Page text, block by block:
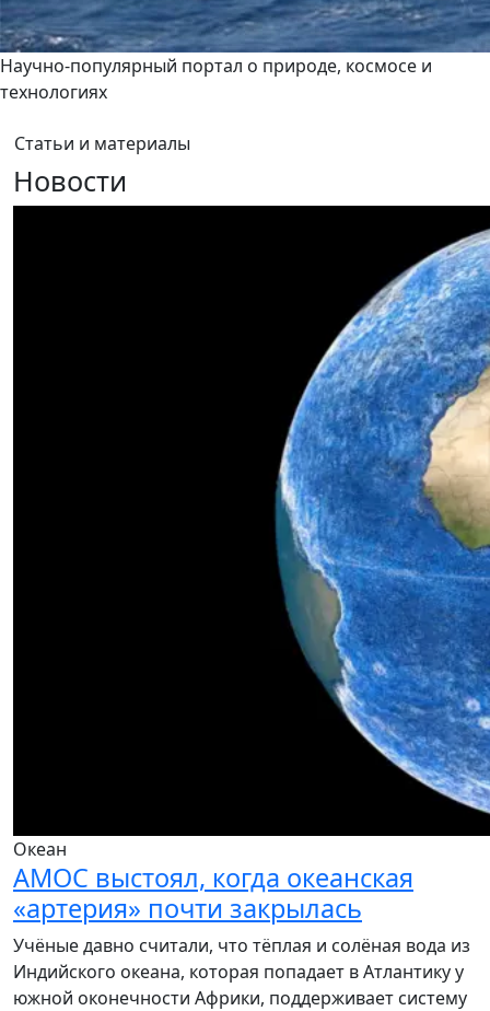
Научно-популярный портал о природе, космосе и
технологиях
Статьи и материалы
Новости
Океан
AMOC выстоял, когда океанская
«артерия» почти закрылась
Учёные давно считали, что тёплая и солёная вода из
Индийского океана, которая попадает в Атлантику у
южной оконечности Африки, поддерживает систему